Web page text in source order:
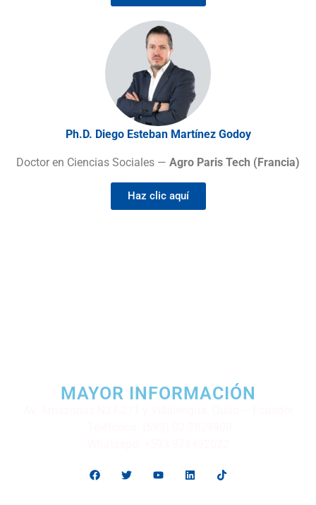
Ph.D. Diego Esteban Martínez Godoy
Doctor en Ciencias Sociales — Agro Paris Tech (Francia)
Haz clic aquí
MAYOR INFORMACIÓN